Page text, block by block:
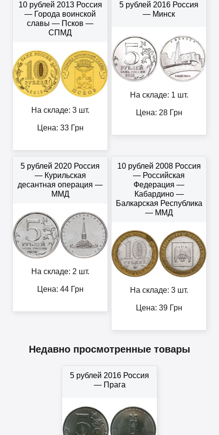
10 рублей 2013 Россия
— Города воинской
славы — Псков —
СПМД
На складе: 3 шт.
Цена: 33Грн
5 рублей 2016 Россия
— Минск
На складе: 1 шт.
Цена: 28Грн
5 рублей 2020 Россия
— Курильская
десантная операция —
ММД
На складе: 2 шт.
Цена: 44Грн
10 рублей 2008 Россия
— Российская
Федерация —
Кабардино —
Балкарская Республика
— ММД
На складе: 3 шт.
Цена: 39Грн
Недавно просмотренные товары
5 рублей 2016 Россия
— Прага